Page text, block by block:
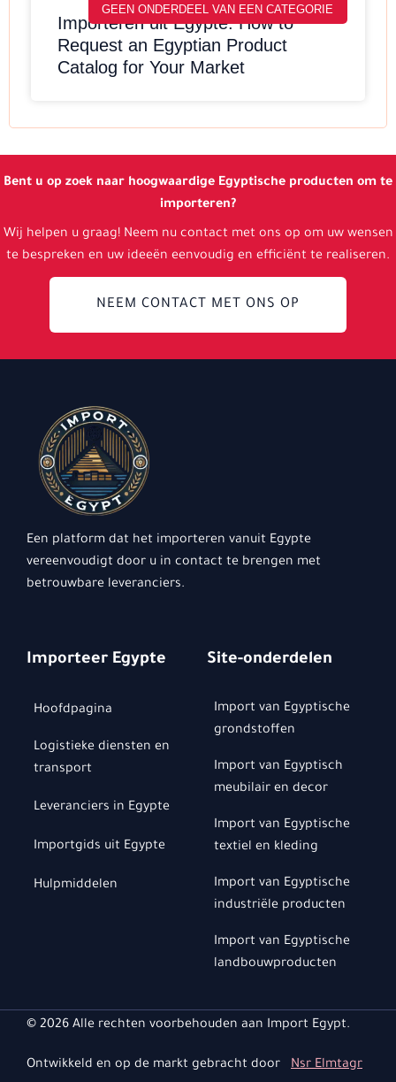
GEEN ONDERDEEL VAN EEN CATEGORIE
Importeren uit Egypte: How to
Request an Egyptian Product
Catalog for Your Market
Bent u op zoek naar hoogwaardige Egyptische producten om te
importeren?
Wij helpen u graag! Neem nu contact met ons op om uw wensen
te bespreken en uw ideeën eenvoudig en efficiënt te realiseren.
NEEM CONTACT MET ONS OP
Een platform dat het importeren vanuit Egypte
vereenvoudigt door u in contact te brengen met
betrouwbare leveranciers.
Importeer Egypte
Hoofdpagina
Logistieke diensten en
transport
Leveranciers in Egypte
Importgids uit Egypte
Hulpmiddelen
Site-onderdelen
Import van Egyptische
grondstoffen
Import van Egyptisch
meubilair en decor
Import van Egyptische
textiel en kleding
Import van Egyptische
industriële producten
Import van Egyptische
landbouwproducten
© 2026 Alle rechten voorbehouden aan Import Egypt.
Ontwikkeld en op de markt gebracht door Nsr Elmtagr